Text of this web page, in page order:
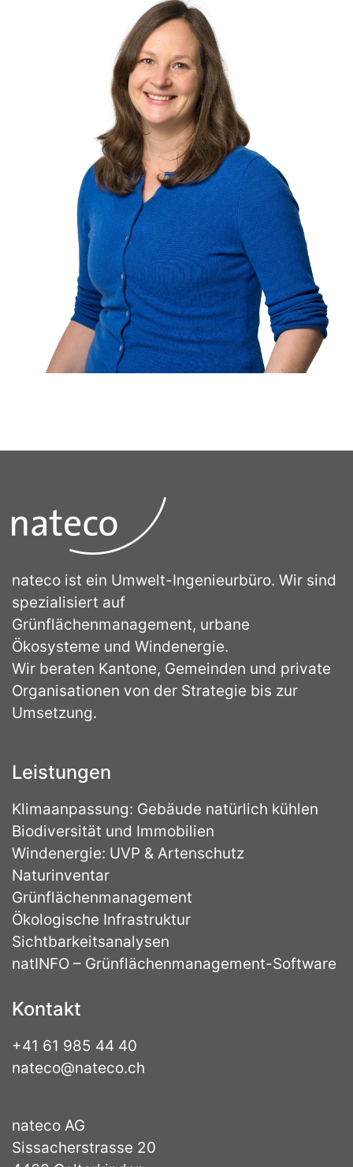
nateco ist ein Umwelt-Ingenieurbüro. Wir sind
spezialisiert auf
Grünflächenmanagement, urbane
Ökosysteme und Windenergie.
Wir beraten Kantone, Gemeinden und private
Organisationen von der Strategie bis zur
Umsetzung.
Leistungen
Klimaanpassung: Gebäude natürlich kühlen
Biodiversität und Immobilien
Windenergie: UVP & Artenschutz
Naturinventar
Grünflächenmanagement
Ökologische Infrastruktur
Sichtbarkeitsanalysen
natINFO – Grünflächenmanagement-Software
Kontakt
+41 61 985 44 40
nateco@nateco.ch
nateco AG
Sissacherstrasse 20